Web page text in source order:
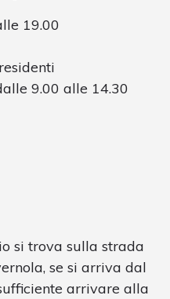
19.00
9.00 alle 14.30
si trova sulla strada
se si arriva dal
arrivare alla